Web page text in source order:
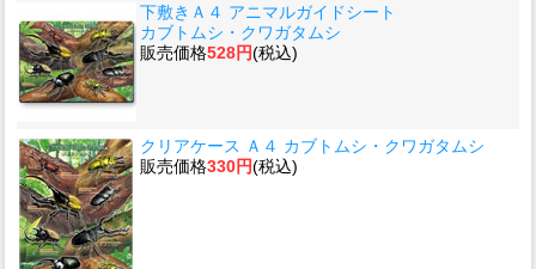
下敷きＡ４ アニマルガイドシート
カブトムシ・クワガタムシ
販売価格528円(税込)
クリアケース Ａ４ カブトムシ・クワガタムシ
販売価格330円(税込)